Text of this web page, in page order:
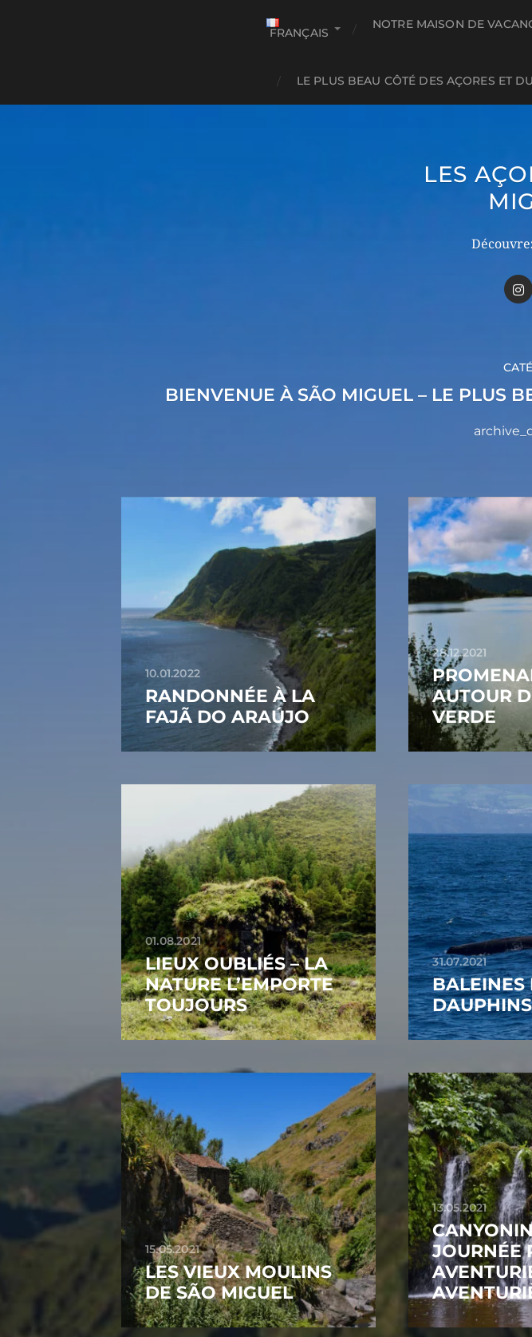
FRANÇAIS
NOTRE MAISON DE
LE PLUS BEAU CÔTÉ DES AÇORES ET
LES
BIENVENUE À SÃO MIGUEL – LE PLUS
10.01.2022
RANDONNÉE À LA
FAJÃ DO ARAÚJO
28.12.2021
AUTOUR
VERDE
01.08.2021
LIEUX OUBLIÉS – LA
NATURE L’EMPORTE
TOUJOURS
31.07.2021
BALEINES
DAUPHINS
15.05.2021
LES VIEUX MOULINS
DE SÃO MIGUEL
13.05.2021
JOURNÉE